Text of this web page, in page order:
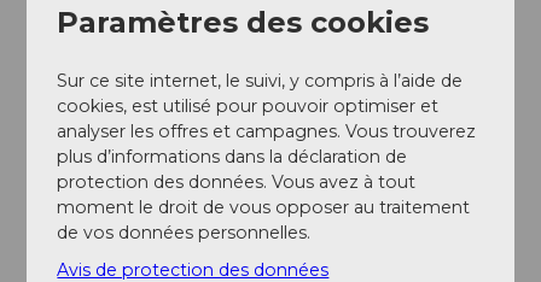
Vous trouverez des infos sur la cabane ici
:Salbithütte SAC
Pour d’autres questions, n’hésitez pas à
contacter : Région de vacances Andermatt
41 888 71 00,info@andermatt.swiss
Paramètres des cookies
Sur ce site internet, le suivi, y compris à l’aide de
cookies, est utilisé pour pouvoir optimiser et
analyser les offres et campagnes. Vous trouverez
plus d’informations dans la déclaration de
protection des données. Vous avez à tout
moment le droit de vous opposer au traitement
de vos données personnelles.
Avis de protection des données